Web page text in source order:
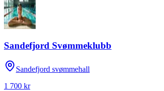
Sandefjord Svømmeklubb
Sandefjord svømmehall
1 700 kr